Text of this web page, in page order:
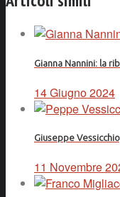
Gianna Nannini: la
14 Giugno 2024
Giuseppe
11 Novembre